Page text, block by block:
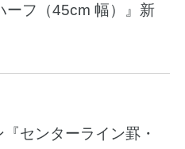
ーフ（45cm 幅）』新
センターライン罫・